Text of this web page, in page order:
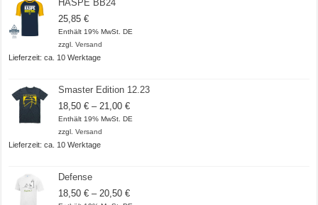
HASPE BB24
25,85€
Enthält 19% MwSt. DE
zzgl.Versand
Lieferzeit: ca. 10 Werktage
Smaster Edition 12.23
18,50€ – 21,00€Preisspanne:
18,50 €
Enthält 19% MwSt. DE
zzgl.Versand
Lieferzeit: ca. 10 Werktage
Defense
18,50€ – 20,50€Preisspanne: